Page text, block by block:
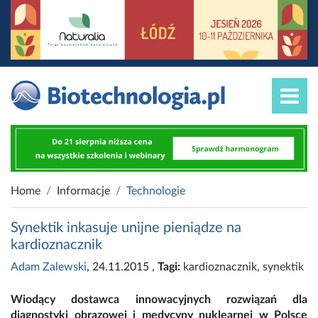
Home Informacje Technologie
Synektik inkasuje unijne pieniądze na
kardioznacznik
Adam Zalewski, 24.11.2015 , Tagi: kardioznacznik, synektik
Wiodący dostawca innowacyjnych rozwiązań dla
diagnostyki obrazowej i medycyny nuklearnej w Polsce